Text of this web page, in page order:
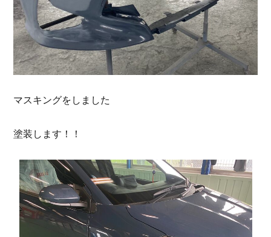
マスキングをしました
塗装します！！